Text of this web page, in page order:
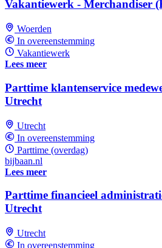
Vakantiewerk - Merchandiser
Woerden
In overeenstemming
Vakantiewerk
Lees meer
Parttime klantenservice
Utrecht
Utrecht
In overeenstemming
Parttime (overdag)
bijbaan.nl
Lees meer
Parttime financieel
Utrecht
Utrecht
In overeenstemming